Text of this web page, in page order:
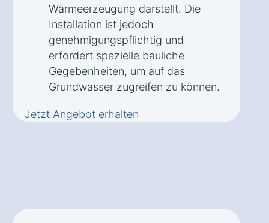
Wärmeerzeugung darstellt. Die
Installation ist jedoch
genehmigungspflichtig und
erfordert spezielle bauliche
Gegebenheiten, um auf das
Grundwasser zugreifen zu können.
Jetzt Angebot erhalten